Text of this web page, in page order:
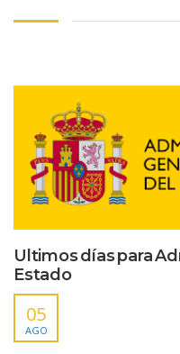
Ultimos días para
Estado
05
AGO